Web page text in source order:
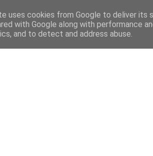
WOKÓŁ TEATRU SPEKTAKLE
uses cookies from Google to deliver its
with Google along with performance
and to detect and address abuse.